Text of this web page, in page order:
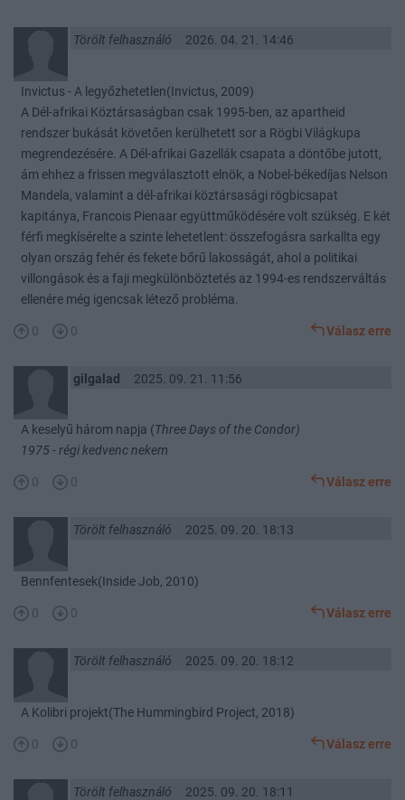
Törölt felhasználó 2026. 04. 21. 14:46
Invictus - A legyőzhetetlen(Invictus, 2009)
A Dél-afrikai Köztársaságban csak 1995-ben, az apartheid
rendszer bukását követően kerülhetett sor a Rögbi Világkupa
megrendezésére. A Dél-afrikai Gazellák csapata a döntőbe jutott,
ám ehhez a frissen megválasztott elnök, a Nobel-békedíjas Nelson
Mandela, valamint a dél-afrikai köztársasági rögbicsapat
kapitánya, Francois Pienaar együttműködésére volt szükség. E két
férfi megkísérelte a szinte lehetetlent: összefogásra sarkallta egy
olyan ország fehér és fekete bőrű lakosságát, ahol a politikai
villongások és a faji megkülönböztetés az 1994-es rendszerváltás
ellenére még igencsak létező probléma.
0 0 Válasz erre
gilgalad 2025. 09. 21. 11:56
A keselyű három napja (Three Days of the Condor)
1975 - régi kedvenc nekem
0 0 Válasz erre
Törölt felhasználó 2025. 09. 20. 18:13
Bennfentesek(Inside Job, 2010)
0 0 Válasz erre
Törölt felhasználó 2025. 09. 20. 18:12
A Kolibri projekt(The Hummingbird Project, 2018)
0 0 Válasz erre
Törölt felhasználó 2025. 09. 20. 18:11